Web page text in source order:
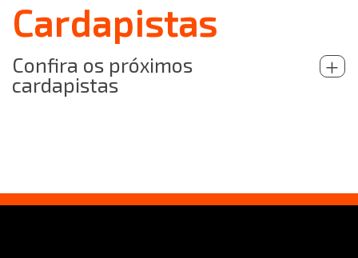
Cardapistas
Confira os próximos
cardapistas
+